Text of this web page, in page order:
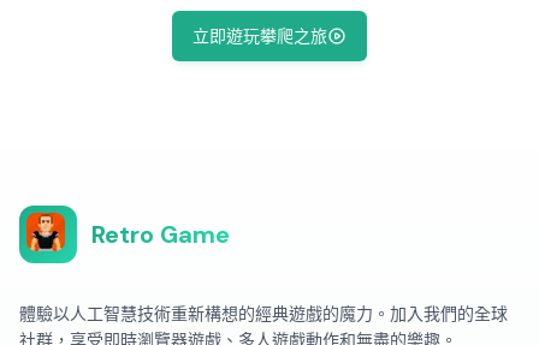
立即遊玩攀爬之旅
Retro Game
體驗以人工智慧技術重新構想的經典遊戲的魔力。加入我們的全球
社群，享受即時瀏覽器遊戲、多人遊戲動作和無盡的樂趣。